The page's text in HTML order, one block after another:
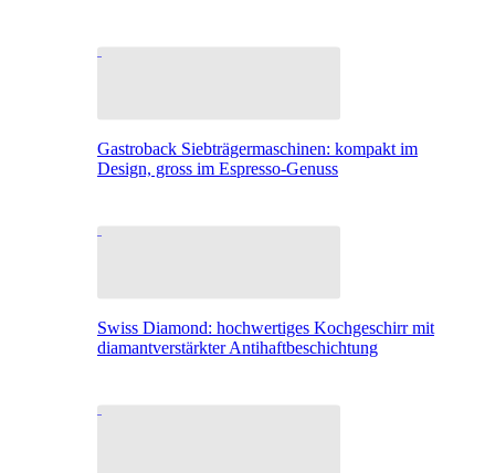
Gastroback Siebträgermaschinen: kompakt im
Design, gross im Espresso-Genuss
Swiss Diamond: hochwertiges Kochgeschirr mit
diamantverstärkter Antihaftbeschichtung